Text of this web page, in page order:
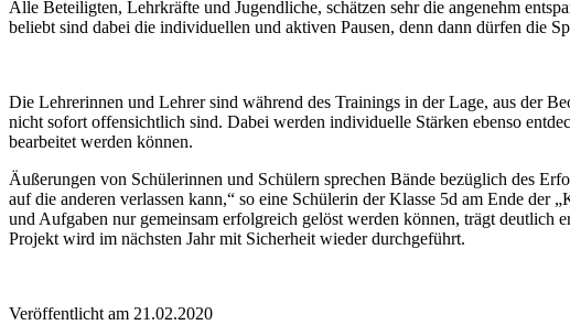
Alle Beteiligten, Lehrkräfte und Jugendliche, schätzen sehr die angenehm
beliebt sind dabei die individuellen und aktiven Pausen, denn dann dürfen die
Die Lehrerinnen und Lehrer sind während des Trainings in der Lage, aus der
nicht sofort offensichtlich sind. Dabei werden individuelle Stärken ebenso
bearbeitet werden können.
Äußerungen von Schülerinnen und Schülern sprechen Bände bezüglich des
auf die anderen verlassen kann,“ so eine Schülerin der Klasse 5d am Ende der
und Aufgaben nur gemeinsam erfolgreich gelöst werden können, trägt deutlich
Projekt wird im nächsten Jahr mit Sicherheit wieder durchgeführt.
Veröffentlicht am 21.02.2020